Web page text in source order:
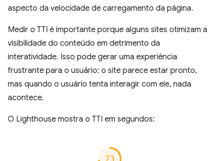
aspecto da velocidade de carregamento da página.
Medir o TTI é importante porque alguns sites otimizam a
visibilidade do conteúdo em detrimento da
interatividade. Isso pode gerar uma experiência
frustrante para o usuário: o site parece estar pronto,
mas quando o usuário tenta interagir com ele, nada
acontece.
O Lighthouse mostra o TTI em segundos: